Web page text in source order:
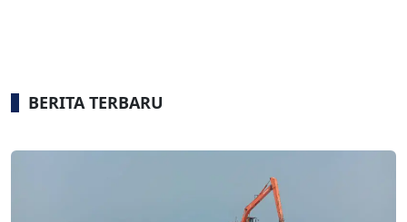
BERITA TERBARU